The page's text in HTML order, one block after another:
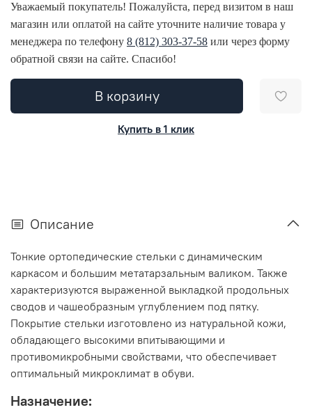
Уважаемый покупатель! Пожалуйста, перед визитом в наш
магазин или оплатой на сайте уточните наличие товара у
менеджера по телефону 8 (812) 303-37-58 или через форму
обратной связи на сайте. Спасибо!
В корзину
Купить в 1 клик
Описание
Тонкие ортопедические стельки с динамическим
каркасом и большим метатарзальным валиком. Также
характеризуются выраженной выкладкой продольных
сводов и чашеобразным углублением под пятку.
Покрытие стельки изготовлено из натуральной кожи,
обладающего высокими впитывающими и
противомикробными свойствами, что обеспечивает
оптимальный микроклимат в обуви.
Назначение: